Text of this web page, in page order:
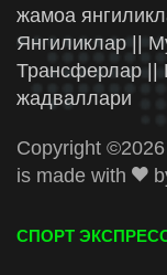
жамоа
Янгиликлар ||
Трансферлар ||
жадваллари
Copyright ©
is made with
СПОРТ